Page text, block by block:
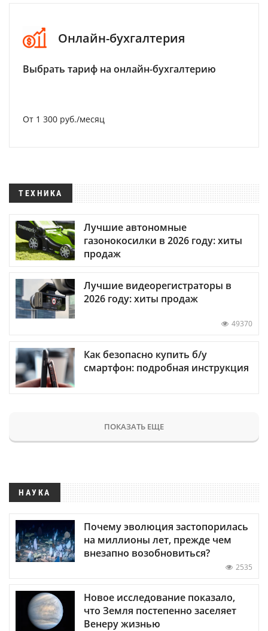
Онлайн-бухгалтерия
Выбрать тариф на онлайн-бухгалтерию
От 1 300 руб./месяц
ТЕХНИКА
Лучшие автономные
газонокосилки в 2026 году: хиты
продаж
Лучшие видеорегистраторы в
2026 году: хиты продаж
49370
Как безопасно купить б/у
смартфон: подробная инструкция
ПОКАЗАТЬ ЕЩЕ
НАУКА
Почему эволюция застопорилась
на миллионы лет, прежде чем
внезапно возобновиться?
2535
Новое исследование показало,
что Земля постепенно заселяет
Венеру жизнью